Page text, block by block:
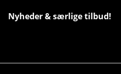
Nyheder & særlige tilbud!